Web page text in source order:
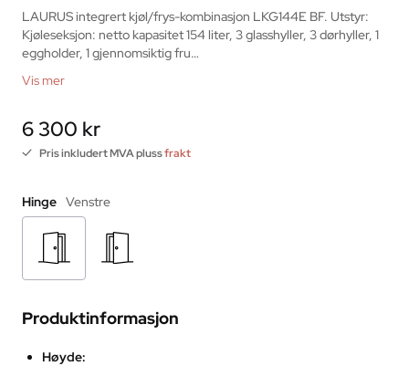
LAURUS integrert kjøl/frys-kombinasjon LKG144E BF. Utstyr:
Kjøleseksjon: netto kapasitet 154 liter, 3 glasshyller, 3 dørhyller, 1
eggholder, 1 gjennomsiktig fru…
Vis mer
6 300 kr
Pris inkludert MVA plussfrakt
Hinge Venstre
Produktinformasjon
Høyde: